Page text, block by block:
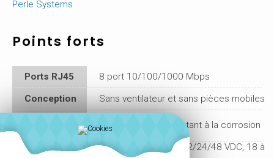
Perle Systems
Points forts
Ports RJ45
8 port 10/100/1000 Mbps
Conception
Sans ventilateur et sans pièces mobiles
Aluminium IP40 résistant à la corrosion
Alimentation
Double redondante 12/24/48 VDC, 18 à